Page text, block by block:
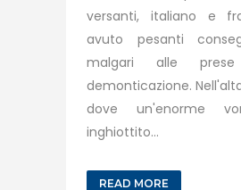
versanti, italiano e
avuto pesanti
malgari alle
demonticazione.
dove un'enorme
inghiottito...
READ MORE